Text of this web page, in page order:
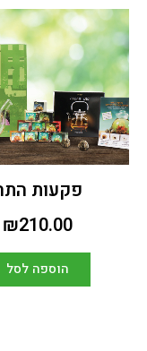
פקעות התה
₪210.00
הוספה לסל